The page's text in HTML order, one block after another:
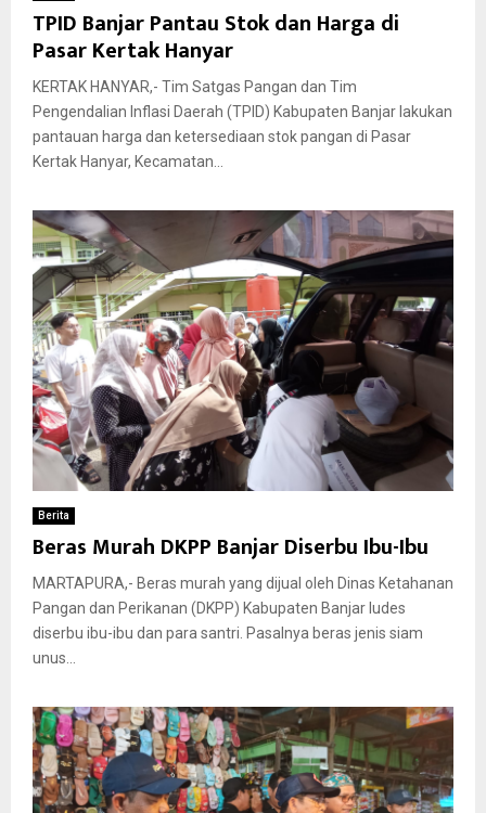
TPID Banjar Pantau Stok dan Harga di
Pasar Kertak Hanyar
KERTAK HANYAR,- Tim Satgas Pangan dan Tim
Pengendalian Inflasi Daerah (TPID) Kabupaten Banjar lakukan
pantauan harga dan ketersediaan stok pangan di Pasar
Kertak Hanyar, Kecamatan...
Berita
Beras Murah DKPP Banjar Diserbu Ibu-Ibu
MARTAPURA,- Beras murah yang dijual oleh Dinas Ketahanan
Pangan dan Perikanan (DKPP) Kabupaten Banjar ludes
diserbu ibu-ibu dan para santri. Pasalnya beras jenis siam
unus...